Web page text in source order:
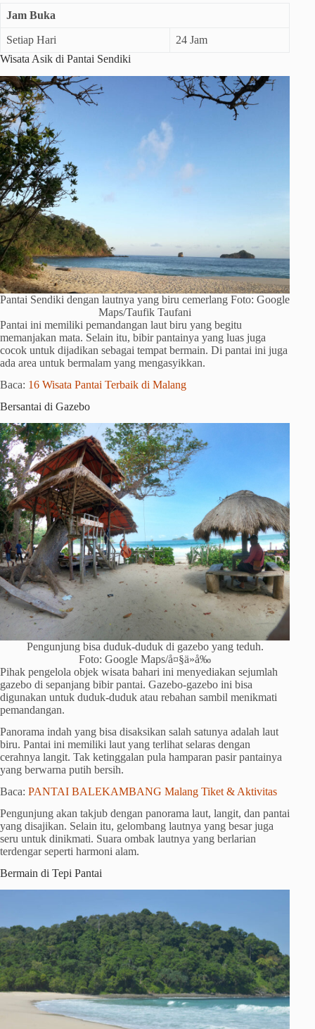
Jam Buka
Setiap Hari
24 Jam
Wisata Asik di Pantai Sendiki
Pantai Sendiki dengan lautnya yang biru cemerlang Foto: Google
Maps/Taufik Taufani
Pantai ini memiliki pemandangan laut biru yang begitu
memanjakan mata. Selain itu, bibir pantainya yang luas juga
cocok untuk dijadikan sebagai tempat bermain. Di pantai ini juga
ada area untuk bermalam yang mengasyikkan.
Baca: 16 Wisata Pantai Terbaik di Malang
Bersantai di Gazebo
Pengunjung bisa duduk-duduk di gazebo yang teduh.
Foto: Google Maps/å¤§ä»å‰
Pihak pengelola objek wisata bahari ini menyediakan sejumlah
gazebo di sepanjang bibir pantai. Gazebo-gazebo ini bisa
digunakan untuk duduk-duduk atau rebahan sambil menikmati
pemandangan.
Panorama indah yang bisa disaksikan salah satunya adalah laut
biru. Pantai ini memiliki laut yang terlihat selaras dengan
cerahnya langit. Tak ketinggalan pula hamparan pasir pantainya
yang berwarna putih bersih.
Baca: PANTAI BALEKAMBANG Malang Tiket & Aktivitas
Pengunjung akan takjub dengan panorama laut, langit, dan pantai
yang disajikan. Selain itu, gelombang lautnya yang besar juga
seru untuk dinikmati. Suara ombak lautnya yang berlarian
terdengar seperti harmoni alam.
Bermain di Tepi Pantai